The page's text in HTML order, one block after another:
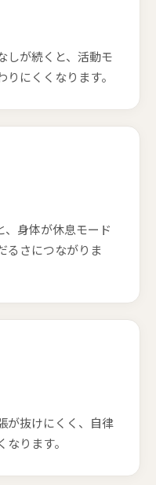
しが続くと、活動モ
にくくなります。
、身体が休息モード
るさにつながりま
が抜けにくく、自律
ります。